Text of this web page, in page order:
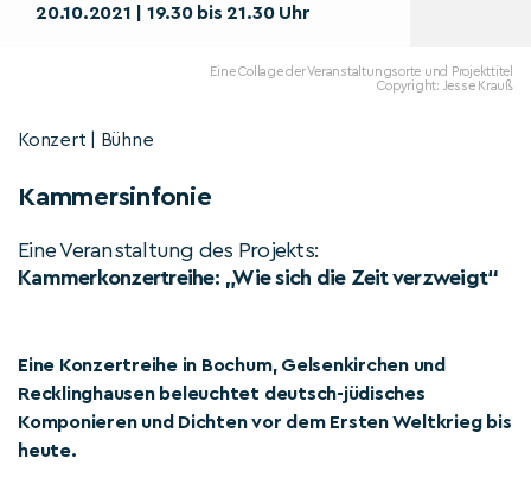
20.10.2021 | 19.30 bis 21.30 Uhr
Eine Collage der Veranstaltungsorte und Projekttitel
Copyright: Jesse Krauß
Konzert | Bühne
Kammersinfonie
Eine Veranstaltung des Projekts:
Kammerkonzertreihe: „Wie sich die Zeit verzweigt“
Eine Konzertreihe in Bochum, Gelsenkirchen und
Recklinghausen beleuchtet deutsch-jüdisches
Komponieren und Dichten vor dem Ersten Weltkrieg bis
heute.